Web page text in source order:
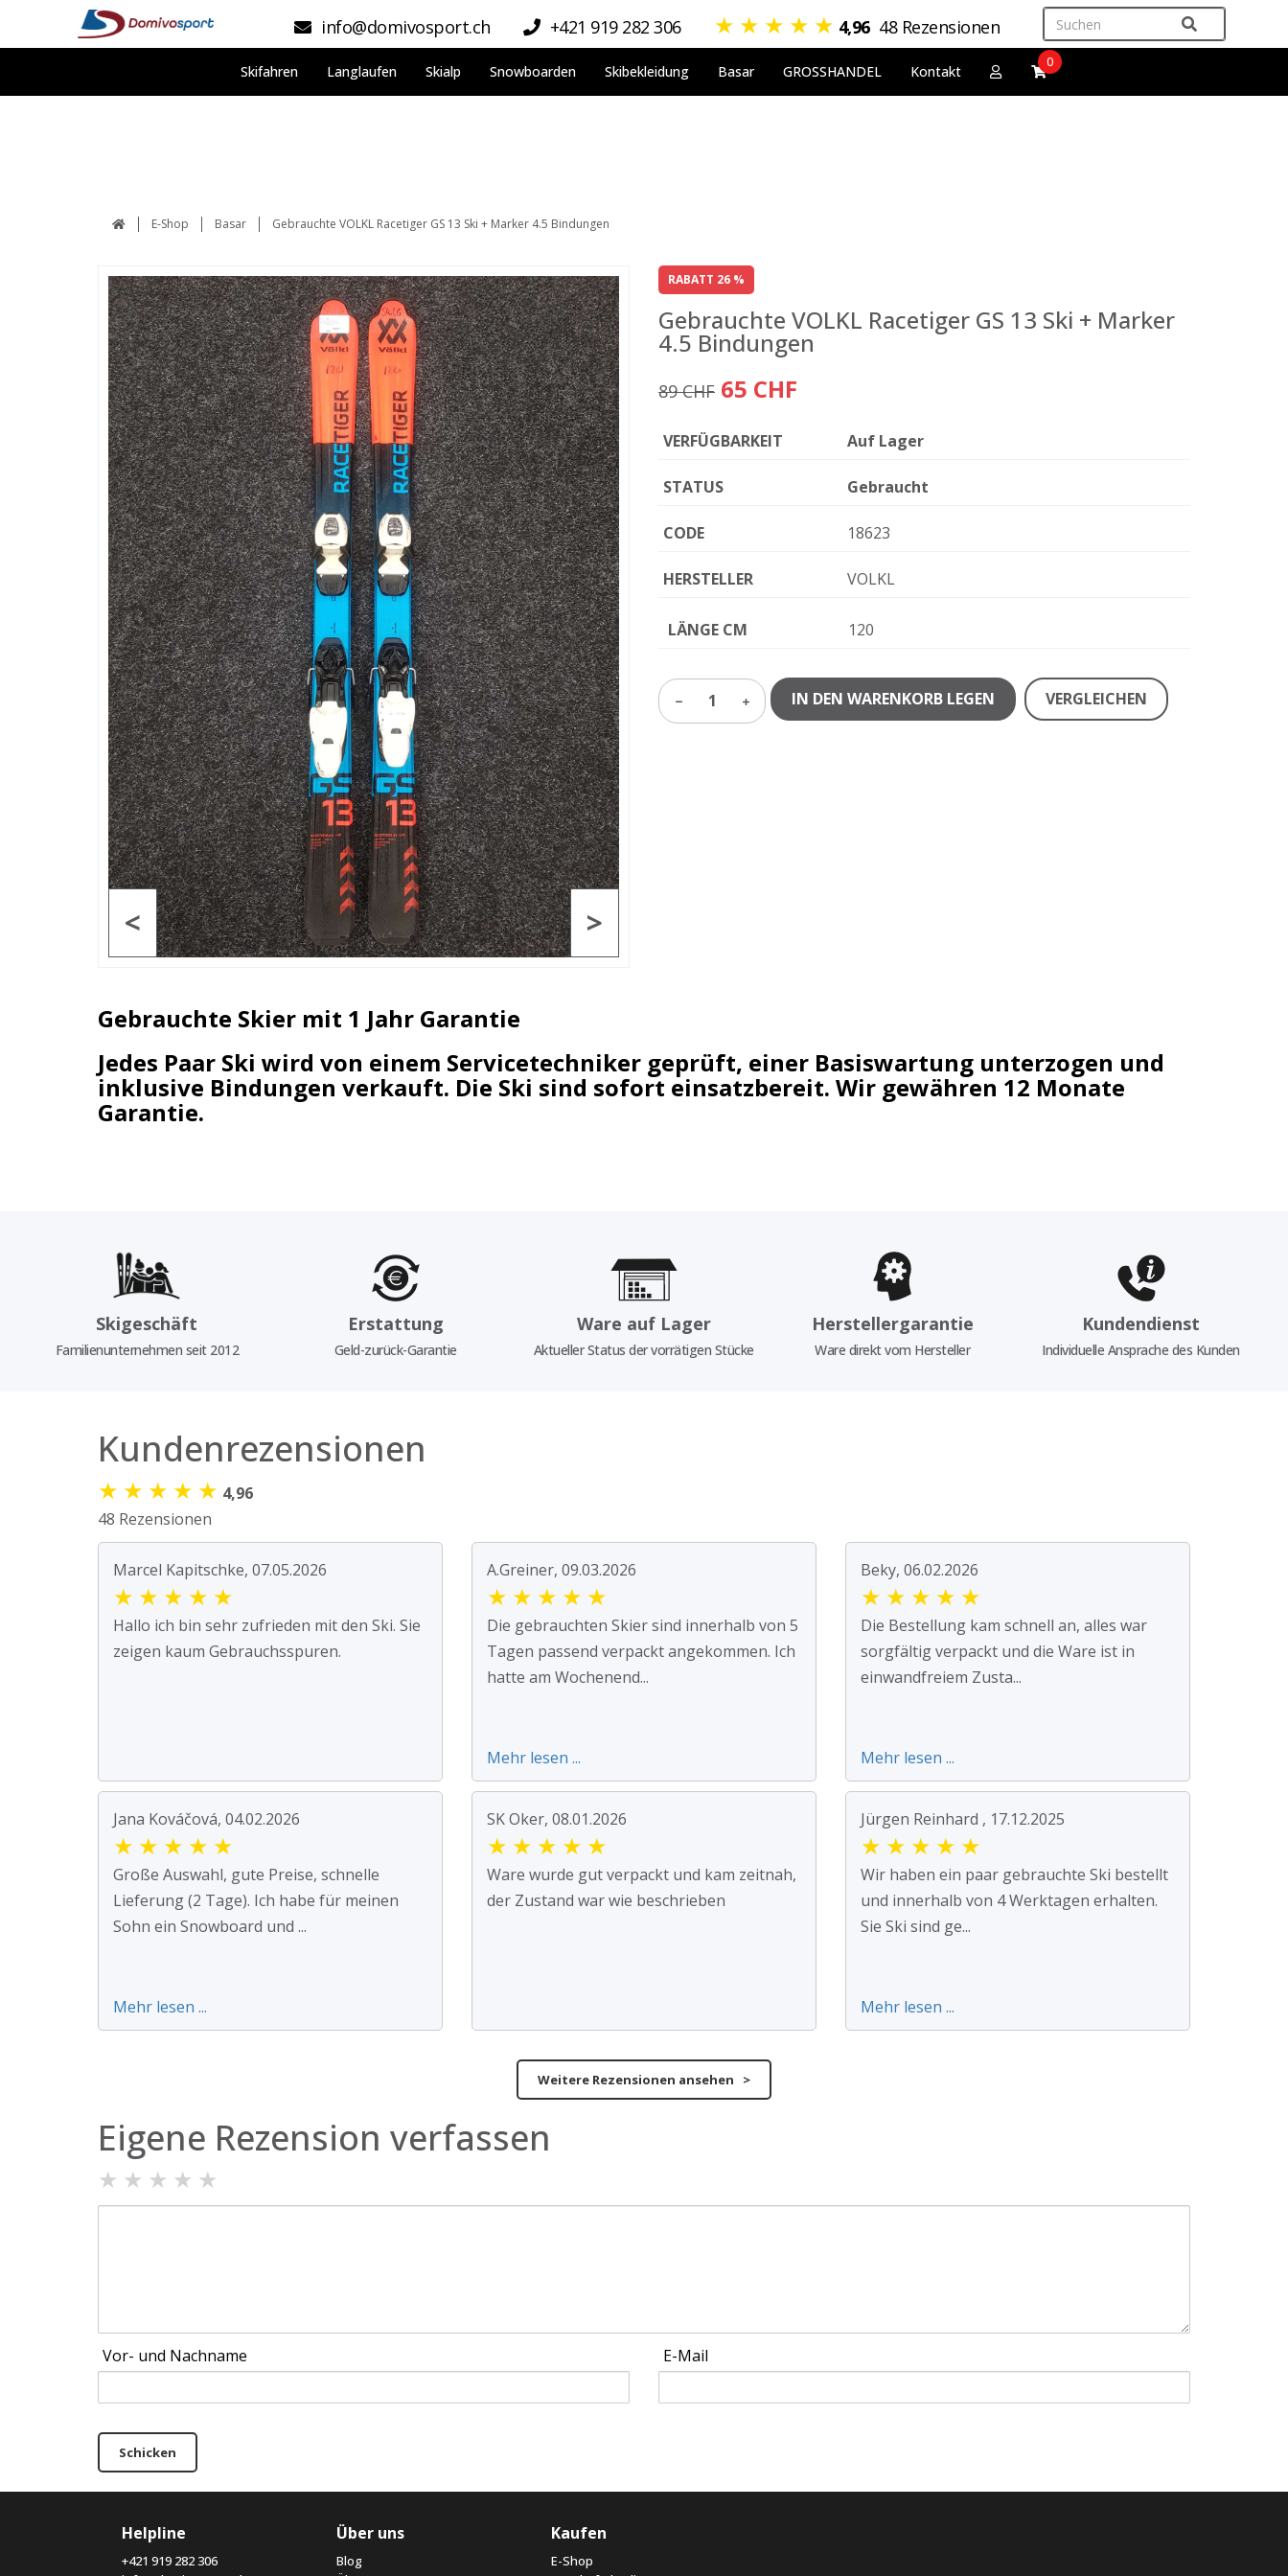
info@domivosport.ch +421 919 282 306 ★ ★ ★ ★ ★ 4,96 48 Rezensionen
Skifahren Langlaufen Skialp Snowboarden Skibekleidung Basar GROSSHANDEL Kontakt
0
E-Shop Basar Gebrauchte VOLKL Racetiger GS 13 Ski + Marker 4.5 Bindungen
>
<
RABATT 26 %
Gebrauchte VOLKL Racetiger GS 13 Ski + Marker
4.5 Bindungen
89 CHF 65 CHF
VERFÜGBARKEIT Auf Lager
STATUS Gebraucht
CODE 18623
HERSTELLER VOLKL
LÄNGE CM 120
1 IN DEN WARENKORB LEGEN VERGLEICHEN
Gebrauchte Skier mit 1 Jahr Garantie
Jedes Paar Ski wird von einem Servicetechniker geprüft, einer Basiswartung unterzogen und
inklusive Bindungen verkauft. Die Ski sind sofort einsatzbereit. Wir gewähren 12 Monate
Garantie.
Skigeschäft
Familienunternehmen seit 2012
Erstattung
Geld-zurück-Garantie
Ware auf Lager
Aktueller Status der vorrätigen Stücke
Herstellergarantie
Ware direkt vom Hersteller
Kundendienst
Individuelle Ansprache des Kunden
Kundenrezensionen
★ ★ ★ ★ ★ 4,96
48 Rezensionen
Marcel Kapitschke, 07.05.2026
★ ★ ★ ★ ★
Hallo ich bin sehr zufrieden mit den Ski. Sie
zeigen kaum Gebrauchsspuren.
A.Greiner, 09.03.2026
★ ★ ★ ★ ★
Die gebrauchten Skier sind innerhalb von 5
Tagen passend verpackt angekommen. Ich
hatte am Wochenend...
Mehr lesen ...
Beky, 06.02.2026
★ ★ ★ ★ ★
Die Bestellung kam schnell an, alles war
sorgfältig verpackt und die Ware ist in
einwandfreiem Zusta...
Mehr lesen ...
Jana Kováčová, 04.02.2026
★ ★ ★ ★ ★
Große Auswahl, gute Preise, schnelle
Lieferung (2 Tage). Ich habe für meinen
Sohn ein Snowboard und ...
Mehr lesen ...
SK Oker, 08.01.2026
★ ★ ★ ★ ★
Ware wurde gut verpackt und kam zeitnah,
der Zustand war wie beschrieben
Jürgen Reinhard , 17.12.2025
★ ★ ★ ★ ★
Wir haben ein paar gebrauchte Ski bestellt
und innerhalb von 4 Werktagen erhalten.
Sie Ski sind ge...
Mehr lesen ...
Weitere Rezensionen ansehen >
Eigene Rezension verfassen
★ ★ ★ ★ ★
Vor- und Nachname E-Mail
Schicken
Helpline
+421 919 282 306
Über uns
Blog
Kaufen
E-Shop